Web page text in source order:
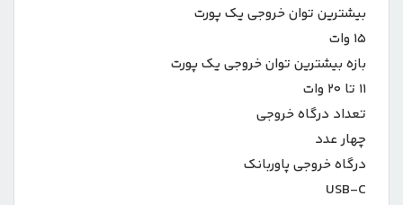
بیشترین توان خروجی یک پورت
۱۵ وات
بازه بیشترین توان خروجی یک پورت
۱۱ تا ۲۰ وات
تعداد درگاه خروجی
چهار عدد
درگاه خروجی پاوربانک
USB-C